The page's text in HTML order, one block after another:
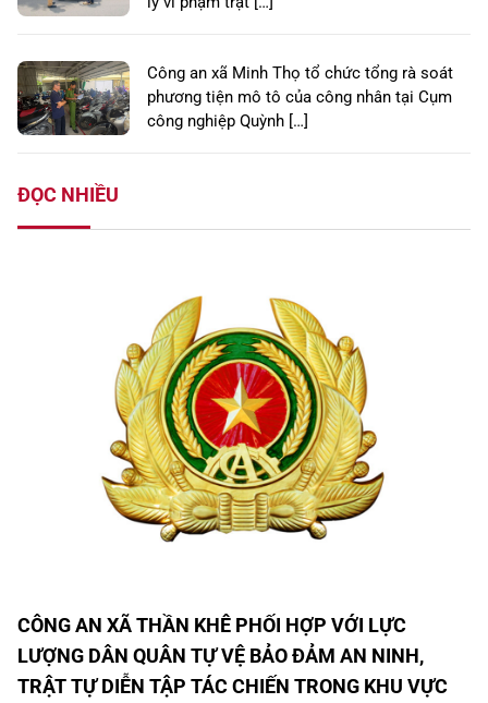
Công an xã Minh Thọ tổ chức tổng rà soát
phương tiện mô tô của công nhân tại Cụm
công nghiệp Quỳnh […]
ĐỌC NHIỀU
CÔNG AN XÃ THẦN KHÊ PHỐI HỢP VỚI LỰC
LƯỢNG DÂN QUÂN TỰ VỆ BẢO ĐẢM AN NINH,
TRẬT TỰ DIỄN TẬP TÁC CHIẾN TRONG KHU VỰC